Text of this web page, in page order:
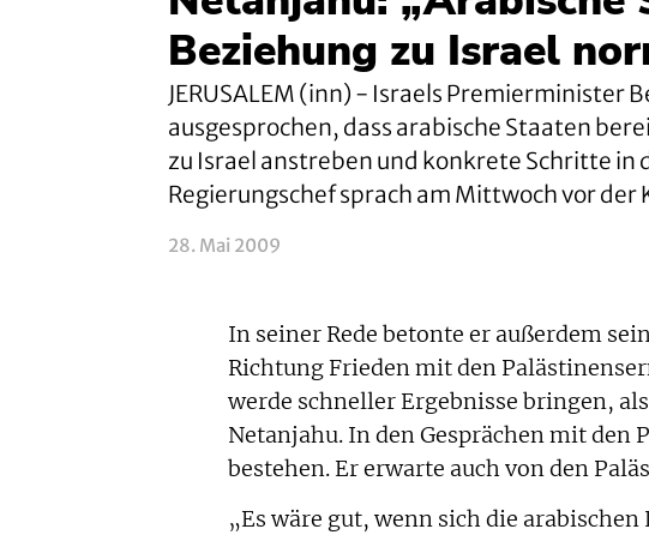
Beziehung zu Israel
JERUSALEM (inn) - Israels Premierminister
ausgesprochen, dass arabische Staaten
zu Israel anstreben und konkrete Schritte in
Regierungschef sprach am Mittwoch vor der
28. Mai 2009
In seiner Rede betonte er außerdem
Richtung Frieden mit den
werde schneller Ergebnisse bringen,
Netanjahu. In den Gesprächen mit den
bestehen. Er erwarte auch von den
„Es wäre gut, wenn sich die